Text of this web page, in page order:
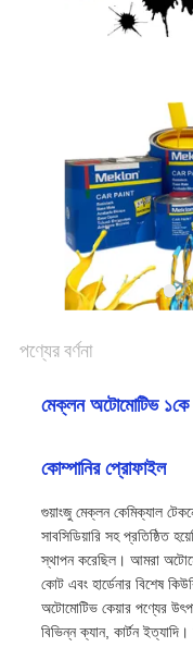
গোপনীয়তা
পণ্যের বর্ণনা
মেক্লন অটোমোটিভ ১কে
কোম্পানির প্রোফাইল
গুয়াংজু মেক্লন কেমিক্যাল
সাবসিডিয়ারি সহ প্রতিষ্ঠিত
স্থাপন করেছিল। আমরা
কোট এবং হার্ডেনার বিশেষ
অটোমোটিভ কেয়ার পণ্যের
বিভিন্ন ক্যান, কার্টন